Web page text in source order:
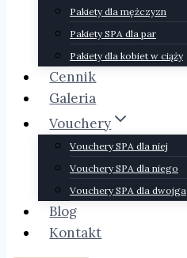
Pakiety dla mężczyzn
Pakiety SPA dla par
Pakiety dla kobiet w ciąży
Cennik
Galeria
Vouchery
Vouchery SPA dla niej
Vouchery SPA dla niego
Vouchery SPA dla dwojga
Blog
Kontakt